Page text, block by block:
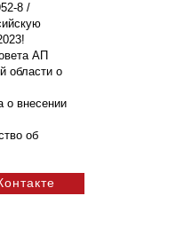
8 /
АП
области о
о внесении
об